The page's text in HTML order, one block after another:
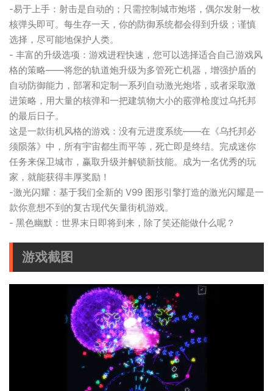
-易于上手：射击是自动的；只需控制城市炮塔，偶尔发射一枚
核弹头即可。每生存一天，你的防御系统都会得到升级；谨慎
选择，尽可能地保护人类。
- 丰富的升级选项：游戏进程快速，您可以选择适合自己游戏风
格的策略——将您的轨道炮升级为多管死亡机器，增强护盾的
自动防御能力，部署和定制一系列自动激光炮塔，或者采取激
进策略，用大量的核弹和一把建筑物大小的霰弹枪度过乌托邦
的最后日子。
这是一款街机风格的游戏：没有元进度系统——在《乌托邦必
须陨落》中，所有宇宙都生而平等，死亡即是终结。完成迷你
任务来保卫城市，赢取升级并解锁新技能。成为一名优秀的玩
家，就能获得丰厚奖励！
-激光闪耀：基于我们全新的 V99 图形引擎打造的激光闪耀是一
款你意想不到的复古现代矢量街机游戏。
- 黑色幽默：世界末日即将到来，除了笑还能做什么呢？
游戏截图